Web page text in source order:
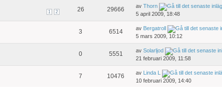
1 2 26 29666 avThorn
5 april 2009, 18:48
3 6514 av Bergatroll
5 mars 2009, 10:12
0 5551 avSolarljod
21 februari 2009, 11:58
7 10476 av Linda L
10 februari 2009, 14:40